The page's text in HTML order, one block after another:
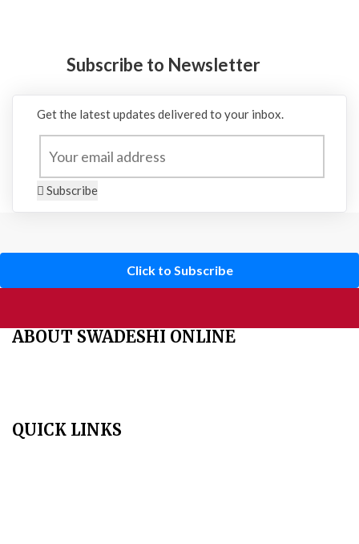
Subscribe to Newsletter
Get the latest updates delivered to your inbox.
Subscribe
Click to Subscribe
ABOUT SWADESHI ONLINE
QUICK LINKS